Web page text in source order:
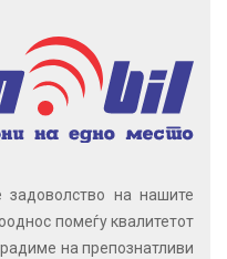
на нашите
помеѓу квалитетот
на препознатливи